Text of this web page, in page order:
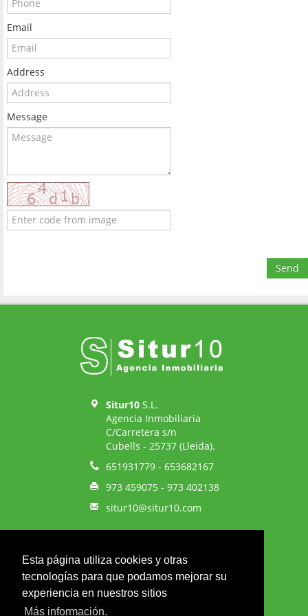
Esta página utiliza cookies y otras
tecnologías para que podamos mejorar su
experiencia en nuestros sitios
Más información.
Email
Address
Message
Send
Situr10S.L.
Agencia Inmobiliaria
C/Carretera s/n
Cubells - 25737 (Lleida).
651931779 - 653682167
973 459075 - 973 402138
situr10@situr10.com